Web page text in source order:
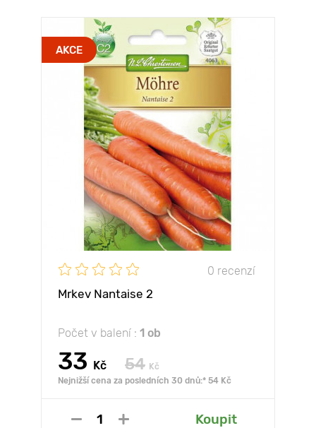
AKCE
0 recenzí
Mrkev Nantaise 2
Počet v balení : 1 ob
33 Kč 54 Kč
Nejnižší cena za posledních 30 dnů:* 54 Kč
Koupit